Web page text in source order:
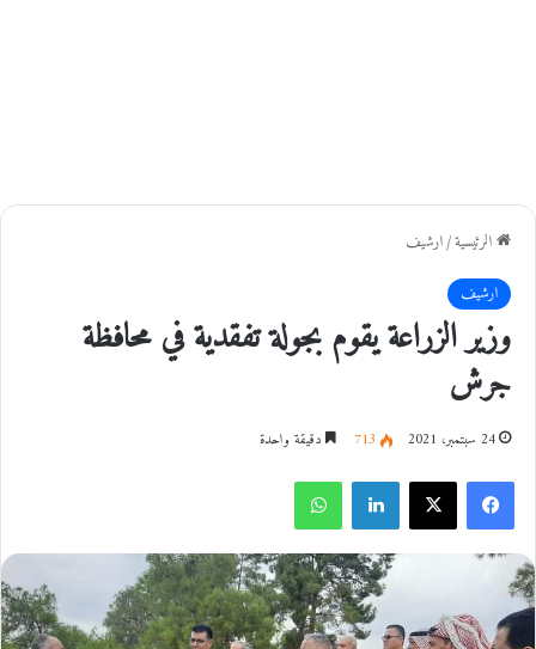
الرئيسية/ارشيف
ارشيف
وزير الزراعة يقوم بجولة تفقدية في محافظة
جرش
24 سبتمبر، 2021 713 دقيقة واحدة
فيسبوك